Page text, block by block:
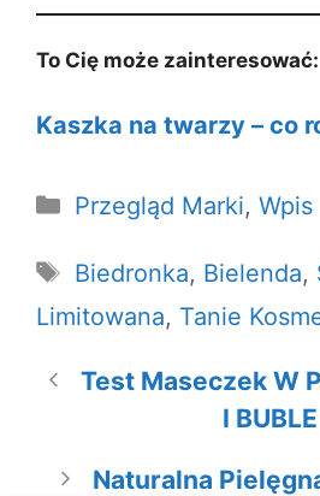
To Cię może zainteresować:
Kaszka na twarzy – co
Kategorie
Przegląd Marki, Wpis
Tagi
Biedronka, Bielenda,
Limitowana, Tanie
Test Maseczek W
I BUBLE
Naturalna